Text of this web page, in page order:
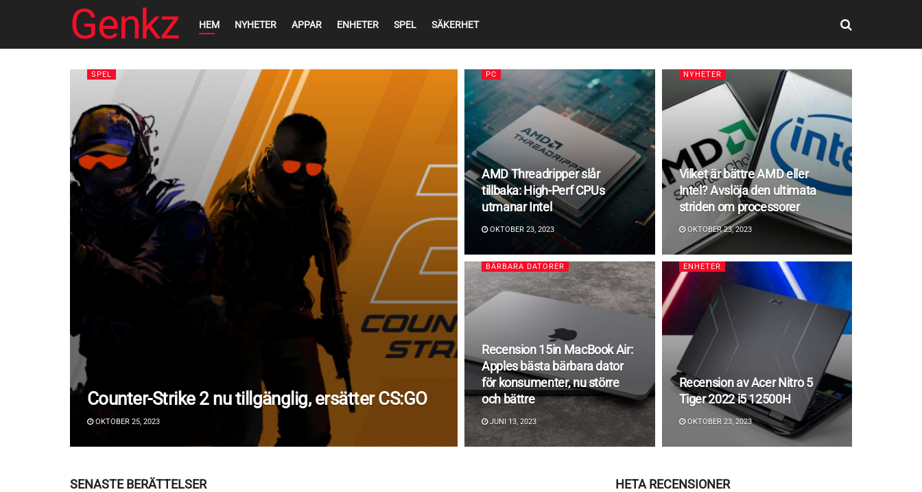
Genkz HEM NYHETER APPAR ENHETER SPEL SÄKERHET
SPEL
Counter-Strike 2 nu tillgänglig, ersätter CS:GO
OKTOBER 25, 2023
PC
AMD Threadripper slår
tillbaka: High-Perf CPUs
utmanar Intel
OKTOBER 23, 2023
NYHETER
Vilket är bättre AMD eller
Intel? Avslöja den ultimata
striden om processorer
OKTOBER 23, 2023
BÄRBARA DATORER
Recension 15in MacBook Air:
Apples bästa bärbara dator
för konsumenter, nu större
och bättre
JUNI 13, 2023
ENHETER
Recension av Acer Nitro 5
Tiger 2022 i5 12500H
OKTOBER 23, 2023
SENASTE BERÄTTELSER HETA RECENSIONER